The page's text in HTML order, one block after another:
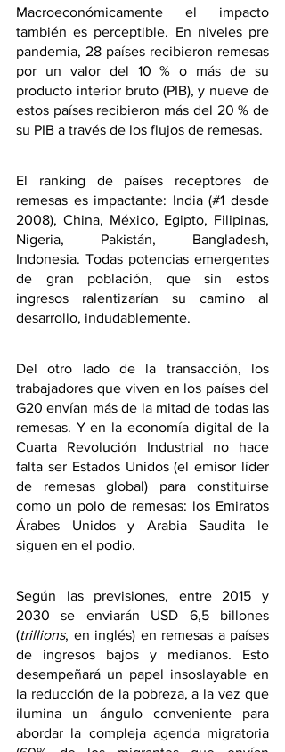
Macroeconómicamente el impacto
también es perceptible. En niveles pre
pandemia, 28 países recibieron remesas
por un valor del 10 % o más de su
producto interior bruto (PIB), y nueve de
estos países recibieron más del 20 % de
su PIB a través de los flujos de remesas.
El ranking de países receptores de
remesas es impactante: India (#1 desde
2008), China, México, Egipto, Filipinas,
Nigeria, Pakistán, Bangladesh,
Indonesia. Todas potencias emergentes
de gran población, que sin estos
ingresos ralentizarían su camino al
desarrollo, indudablemente.
Del otro lado de la transacción, los
trabajadores que viven en los países del
G20 envían más de la mitad de todas las
remesas. Y en la economía digital de la
Cuarta Revolución Industrial no hace
falta ser Estados Unidos (el emisor líder
de remesas global) para constituirse
como un polo de remesas: los Emiratos
Árabes Unidos y Arabia Saudita le
siguen en el podio.
Según las previsiones, entre 2015 y
2030 se enviarán USD 6,5 billones
(trillions, en inglés) en remesas a países
de ingresos bajos y medianos. Esto
desempeñará un papel insoslayable en
la reducción de la pobreza, a la vez que
ilumina un ángulo conveniente para
abordar la compleja agenda migratoria